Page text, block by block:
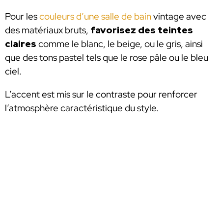
Pour lescouleurs d’une salle de bainvintage avec
des matériaux bruts, favorisez des teintes
claires comme le blanc, le beige, ou le gris, ainsi
que des tons pastel tels que le rose pâle ou le bleu
ciel.
L’accent est mis sur le contraste pour renforcer
l’atmosphère caractéristique du style.